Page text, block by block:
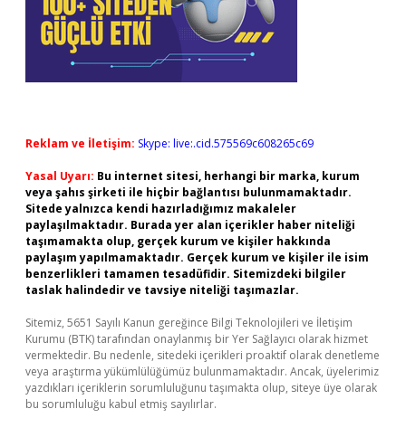
Reklam ve İletişim: Skype: live:.cid.575569c608265c69
Yasal Uyarı: Bu internet sitesi, herhangi bir marka, kurum
veya şahıs şirketi ile hiçbir bağlantısı bulunmamaktadır.
Sitede yalnızca kendi hazırladığımız makaleler
paylaşılmaktadır. Burada yer alan içerikler haber niteliği
taşımamakta olup, gerçek kurum ve kişiler hakkında
paylaşım yapılmamaktadır. Gerçek kurum ve kişiler ile isim
benzerlikleri tamamen tesadüfidir. Sitemizdeki bilgiler
taslak halindedir ve tavsiye niteliği taşımazlar.
Sitemiz, 5651 Sayılı Kanun gereğince Bilgi Teknolojileri ve İletişim
Kurumu (BTK) tarafından onaylanmış bir Yer Sağlayıcı olarak hizmet
vermektedir. Bu nedenle, sitedeki içerikleri proaktif olarak denetleme
veya araştırma yükümlülüğümüz bulunmamaktadır. Ancak, üyelerimiz
yazdıkları içeriklerin sorumluluğunu taşımakta olup, siteye üye olarak
bu sorumluluğu kabul etmiş sayılırlar.